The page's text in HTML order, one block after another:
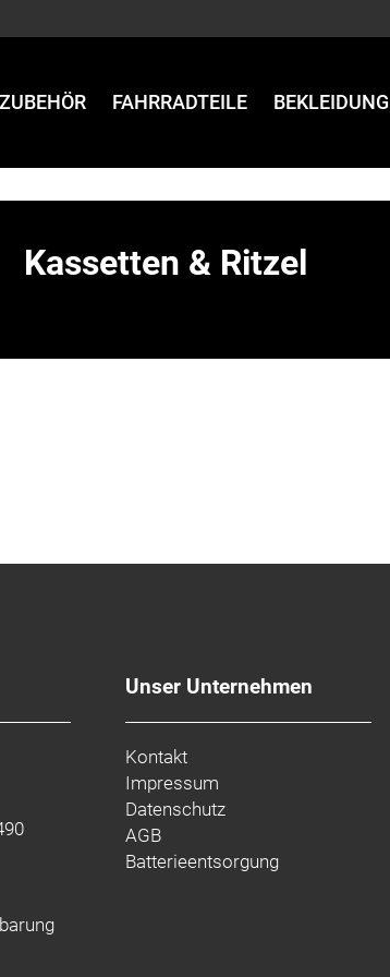
FAHRRADTEILE BEKLEIDUNG
Kassetten & Ritzel
Unser Unternehmen
Kontakt
Impressum
Datenschutz
AGB
Batterieentsorgung